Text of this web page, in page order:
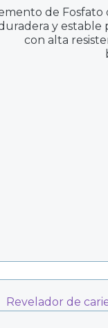
de
y estable
con alta